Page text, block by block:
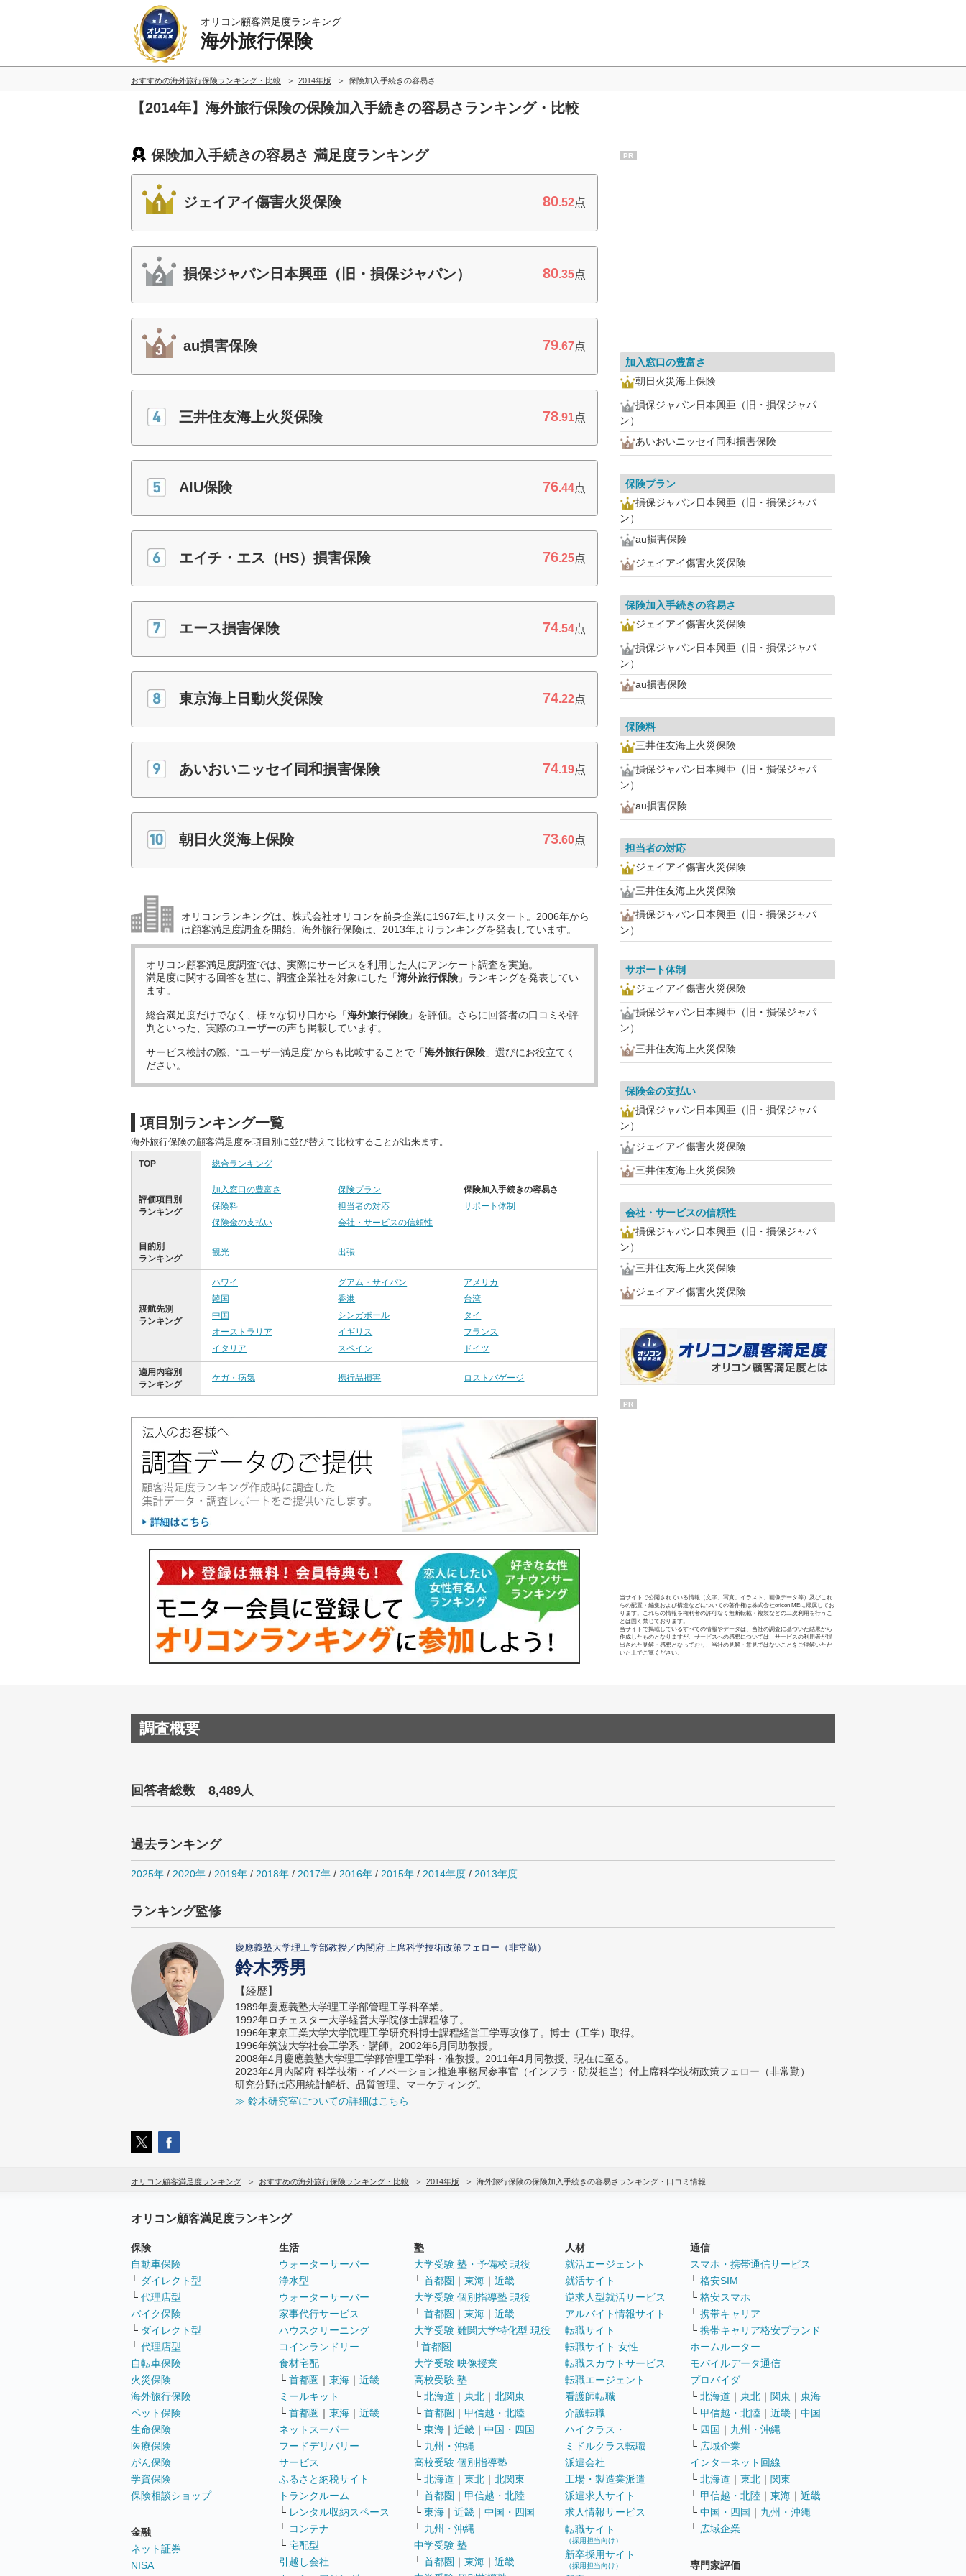
オリコン顧客満足度ランキング
海外旅行保険
おすすめの海外旅行保険ランキング・比較 2014年版 保険加入手続きの容易さ
【2014年】海外旅行保険の保険加入手続きの容易さランキング・比較
保険加入手続きの容易さ 満足度ランキング
ジェイアイ傷害火災保険 80.52点
損保ジャパン日本興亜（旧・損保ジャパン） 80.35点
au損害保険 79.67点
三井住友海上火災保険 78.91点
AIU保険 76.44点
エイチ・エス（HS）損害保険 76.25点
エース損害保険 74.54点
東京海上日動火災保険 74.22点
あいおいニッセイ同和損害保険 74.19点
朝日火災海上保険 73.60点
オリコンランキングは、株式会社オリコンを前身企業に1967年よりスタート。2006年から
は顧客満足度調査を開始。海外旅行保険は、2013年よりランキングを発表しています。
オリコン顧客満足度調査では、実際にサービスを利用した 人にアンケート調査を実施。
満足度に関する回答を基に、調査企業社を対象にした「海外旅行保険 」ランキングを発表してい
ます。
総合満足度だけでなく、様々な切り口から「海外旅行保険 」を評価。さらに回答者の口コミや評
判といった、実際のユーザーの声も掲載しています。
サービス検討の際、“ユーザー満足度”からも比較することで「海外旅行保険 」選びにお役立てく
ださい。
項目別ランキング一覧
海外旅行保険の顧客満足度を項目別に並び替えて比較することが出来ます。
TOP 総合ランキング
評価項目別
ランキング
加入窓口の豊富さ 保険プラン
保険加入手続きの容易さ
保険料
担当者の対応
サポート体制
保険金の支払い
会社・サービスの信頼性
目的別
ランキング
観光 出張
渡航先別
ランキング
ハワイ グアム・サイパン
アメリカ
韓国
香港
台湾
中国
シンガポール
タイ
オーストラリア
イギリス
フランス
イタリア
スペイン ドイツ
適用内容別
ランキング
ケガ・病気 携行品損害 ロストバゲージ
PR
加入窓口の豊富さ
朝日火災海上保険
損保ジャパン日本興亜（旧・損保ジャパ
ン）
あいおいニッセイ同和損害保険
保険プラン
損保ジャパン日本興亜（旧・損保ジャパ
ン）
au損害保険
ジェイアイ傷害火災保険
保険加入手続きの容易さ
ジェイアイ傷害火災保険
損保ジャパン日本興亜（旧・損保ジャパ
ン）
au損害保険
保険料
三井住友海上火災保険
損保ジャパン日本興亜（旧・損保ジャパ
ン）
au損害保険
担当者の対応
ジェイアイ傷害火災保険
三井住友海上火災保険
損保ジャパン日本興亜（旧・損保ジャパ
ン）
サポート体制
ジェイアイ傷害火災保険
損保ジャパン日本興亜（旧・損保ジャパ
ン）
三井住友海上火災保険
保険金の支払い
損保ジャパン日本興亜（旧・損保ジャパ
ン）
ジェイアイ傷害火災保険
三井住友海上火災保険
会社・サービスの信頼性
損保ジャパン日本興亜（旧・損保ジャパ
ン）
三井住友海上火災保険
ジェイアイ傷害火災保険
PR
当サイトで公開されている情報（文字、写真、イラスト、画像データ等）及びこれ
らの配置・編集および構造などについての著作権は株式会社oricon MEに帰属してお
ります。これらの情報を権利者の許可なく無断転載・複製などの二次利用を行うこ
とは固く禁じております。
当サイトで掲載しているすべての情報やデータは、当社の調査に基づいた結果から
作成したものとなりますが、サービスへの感想については、サービスの利用者が提
出された見解・感想となっており、当社の見解・意見ではないことをご理解いただ
いた上でご覧ください。
調査概要
回答者総数 8,489人
過去ランキング
2025年 / 2020年 / 2019年 / 2018年 / 2017年 / 2016年 / 2015年 / 2014年度 / 2013年度
ランキング監修
慶應義塾大学理工学部教授／内閣府 上席科学技術政策フェロー（非常勤）
鈴木秀男
【経歴】
1989年慶應義塾大学理工学部管理工学科卒業。
1992年ロチェスター大学経営大学院修士課程修了。
1996年東京工業大学大学院理工学研究科博士課程経営工学専攻修了。博士（工学）取得。
1996年筑波大学社会工学系・講師。2002年6月同助教授。
2008年4月慶應義塾大学理工学部管理工学科・准教授。2011年4月同教授、現在に至る。
2023年4月内閣府 科学技術・イノベーション推進事務局参事官（インフラ・防災担当）付上席科学技術政策フェロー（非常勤）
研究分野は応用統計解析、品質管理、マーケティング。
≫ 鈴木研究室についての詳細はこちら
オリコン顧客満足度ランキング おすすめの海外旅行保険ランキング・比較 2014年版 海外旅行保険の保険加入手続きの容易さランキング・口コミ情報
オリコン顧客満足度ランキング
保険
自動車保険
└ ダイレクト型
└ 代理店型
バイク保険
└ ダイレクト型
└ 代理店型
自転車保険
火災保険
海外旅行保険
ペット保険
生命保険
医療保険
がん保険
学資保険
保険相談ショップ
金融
ネット証券
NISA
生活
ウォーターサーバー
浄水型
ウォーターサーバー
家事代行サービス
ハウスクリーニング
コインランドリー
食材宅配
└ 首都圏 ｜ 東海 ｜ 近畿
ミールキット
└ 首都圏 ｜ 東海 ｜ 近畿
ネットスーパー
フードデリバリー
サービス
ふるさと納税サイト
トランクルーム
└ レンタル収納スペース
└ コンテナ
└ 宅配型
引越し会社
塾
大学受験 塾・予備校 現役
└ 首都圏 ｜ 東海 ｜ 近畿
大学受験 個別指導塾 現役
└ 首都圏 ｜ 東海 ｜ 近畿
大学受験 難関大学特化型 現役
└首都圏
大学受験 映像授業
高校受験 塾
└ 北海道 ｜ 東北 ｜ 北関東
└ 首都圏 ｜ 甲信越・北陸
└ 東海 ｜ 近畿 ｜ 中国・四国
└ 九州・沖縄
高校受験 個別指導塾
└ 北海道 ｜ 東北 ｜ 北関東
└ 首都圏 ｜ 甲信越・北陸
└ 東海 ｜ 近畿 ｜ 中国・四国
└ 九州・沖縄
中学受験 塾
└ 首都圏 ｜ 東海 ｜ 近畿
人材
就活エージェント
就活サイト
逆求人型就活サービス
アルバイト情報サイト
転職サイト
転職サイト 女性
転職スカウトサービス
転職エージェント
看護師転職
介護転職
ハイクラス・
ミドルクラス転職
派遣会社
工場・製造業派遣
派遣求人サイト
求人情報サービス
転職サイト
（採用担当向け）
新卒採用サイト
（採用担当向け）
通信
スマホ・携帯通信サービス
└ 格安SIM
└ 格安スマホ
└ 携帯キャリア
└ 携帯キャリア格安ブランド
ホームルーター
モバイルデータ通信
プロバイダ
└ 北海道 ｜ 東北 ｜ 関東 ｜ 東海
└ 甲信越・北陸 ｜ 近畿 ｜ 中国
└ 四国 ｜ 九州・沖縄
└ 広域企業
インターネット回線
└ 北海道 ｜ 東北 ｜ 関東
└ 甲信越・北陸 ｜ 東海 ｜ 近畿
└ 中国・四国 ｜ 九州・沖縄
└ 広域企業
専門家評価